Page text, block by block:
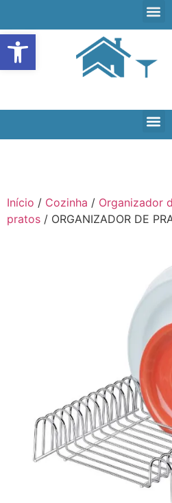
Open toolbar
Início / Cozinha / Organizador
pratos / ORGANIZADOR DE